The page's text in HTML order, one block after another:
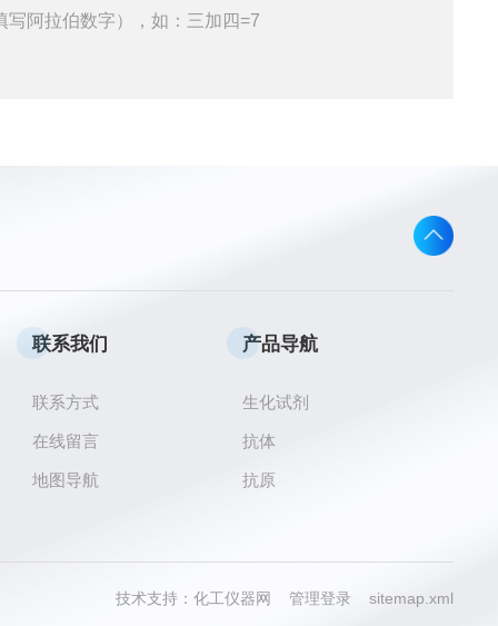
写阿拉伯数字），如：三加四=7
联系我们
联系方式
在线留言
地图导航
产品导航
生化试剂
抗体
抗原
技术支持： 化工仪器网 管理登录 sitemap.xml